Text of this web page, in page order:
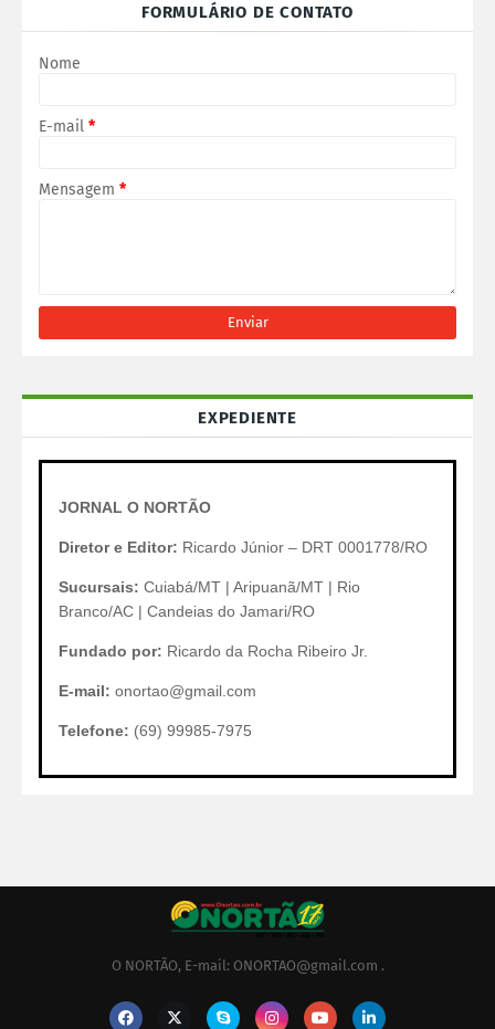
FORMULÁRIO DE CONTATO
Nome
E-mail *
Mensagem *
EXPEDIENTE
JORNAL O NORTÃO
Diretor e Editor: Ricardo Júnior – DRT 0001778/RO
Sucursais: Cuiabá/MT | Aripuanã/MT | Rio
Branco/AC | Candeias do Jamari/RO
Fundado por: Ricardo da Rocha Ribeiro Jr.
E-mail: onortao@gmail.com
Telefone: (69) 99985-7975
O NORTÃO, E-mail: ONORTAO@gmail.com .